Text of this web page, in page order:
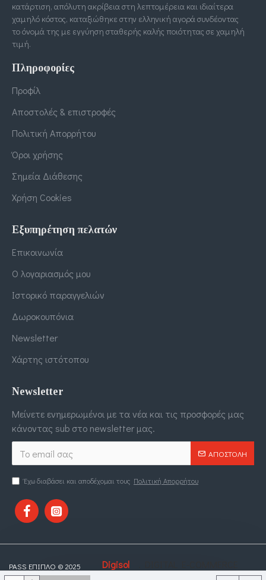
κατάρτιση, απόλυτη ακρίβεια στη λεπτομέρεια και ιδιαίτερα
χαμηλό κόστος, καταξιώθηκε στην ελληνική αγορά συνδέοντας
το όνομά της με εγγύηση σταθερής καλής ποιότητας σε χαμηλή
τιμή.
Πληροφορίες
Προφίλ
Αποστολές & επιστροφές
Πολιτική Απορρήτου
Όροι χρήσης
Σημεία Διάθεσης
Χρήση Cookies
Εξυπηρέτηση πελατών
Επικοινωνία
Ο λογαριασμός μου
Ιστορικό παραγγελιών
Δωροκουπόνια
Newsletter
Χάρτης ιστότοπου
Newsletter
Μείνετε ενημερωμένοι με τα νέα και τις προσφορές μας
κάνοντας sub στο newsletter μας.
ΑΠΟΣΤΟΛΉ
Έχω διαβάσει και αποδέχομαι τους Πολιτική Απορρήτου
PASS ΕΠΙΠΛΟ © 2025
DESIGNED BY
Digisol